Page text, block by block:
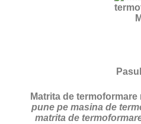
Matrita de termoformare
pune pe masina de
matrita de